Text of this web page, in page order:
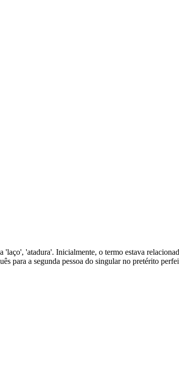
'atadura'. Inicialmente, o termo estava
para a segunda pessoa do singular no pretérito